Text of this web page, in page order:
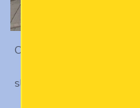
Omdat de
eigendom van de RET
sloop wachtend ZGT-
29